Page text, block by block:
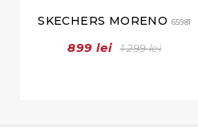
SKECHERS MORENO 65981
899 lei 1 299 lei